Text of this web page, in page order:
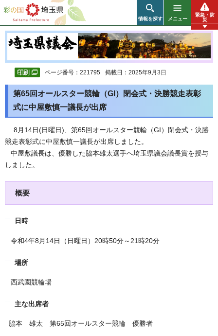
彩の国 埼玉県
情報を探す メニュー
緊急・防
災
ページ番号：221795 掲載日：2025年9月3日
第65回オールスター競輪（GI）閉会式・決勝競走表彰
式に中屋敷慎一議長が出席
8月14日(日曜日)、第65回オールスター競輪（GI）閉会式・決勝
競走表彰式に中屋敷慎一議長が出席しました。
中屋敷議長は、優勝した脇本雄太選手へ埼玉県議会議長賞を授与
しました。
概要
日時
令和4年8月14日（日曜日）20時50分～21時20分
場所
西武園競輪場
主な出席者
脇本 雄太 第65回オールスター競輪 優勝者